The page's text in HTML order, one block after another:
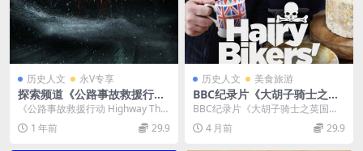
历史人文 永V专享
探索频道《公路事故救援行动/
穿越地狱的高速公路 Highwa
y Thru Hell 2022》第9-10季
全36集 英语无字 官方纯净版
《公路事故救援行动 Highway Thru
Hell 2022》第9 R...
1 年前 29.9
历史人文 美食旅游
BBC纪录片《大胡子骑士之英
国最美味 The Hairy Bikers B
est of British 2011》全15集
英语中英双字 1080P/MP4/1
BBC纪录片《大胡子骑士之英国最
美味》详情介绍 BBC经典美食纪录
片《大胡子骑士...
4 月前 29.9